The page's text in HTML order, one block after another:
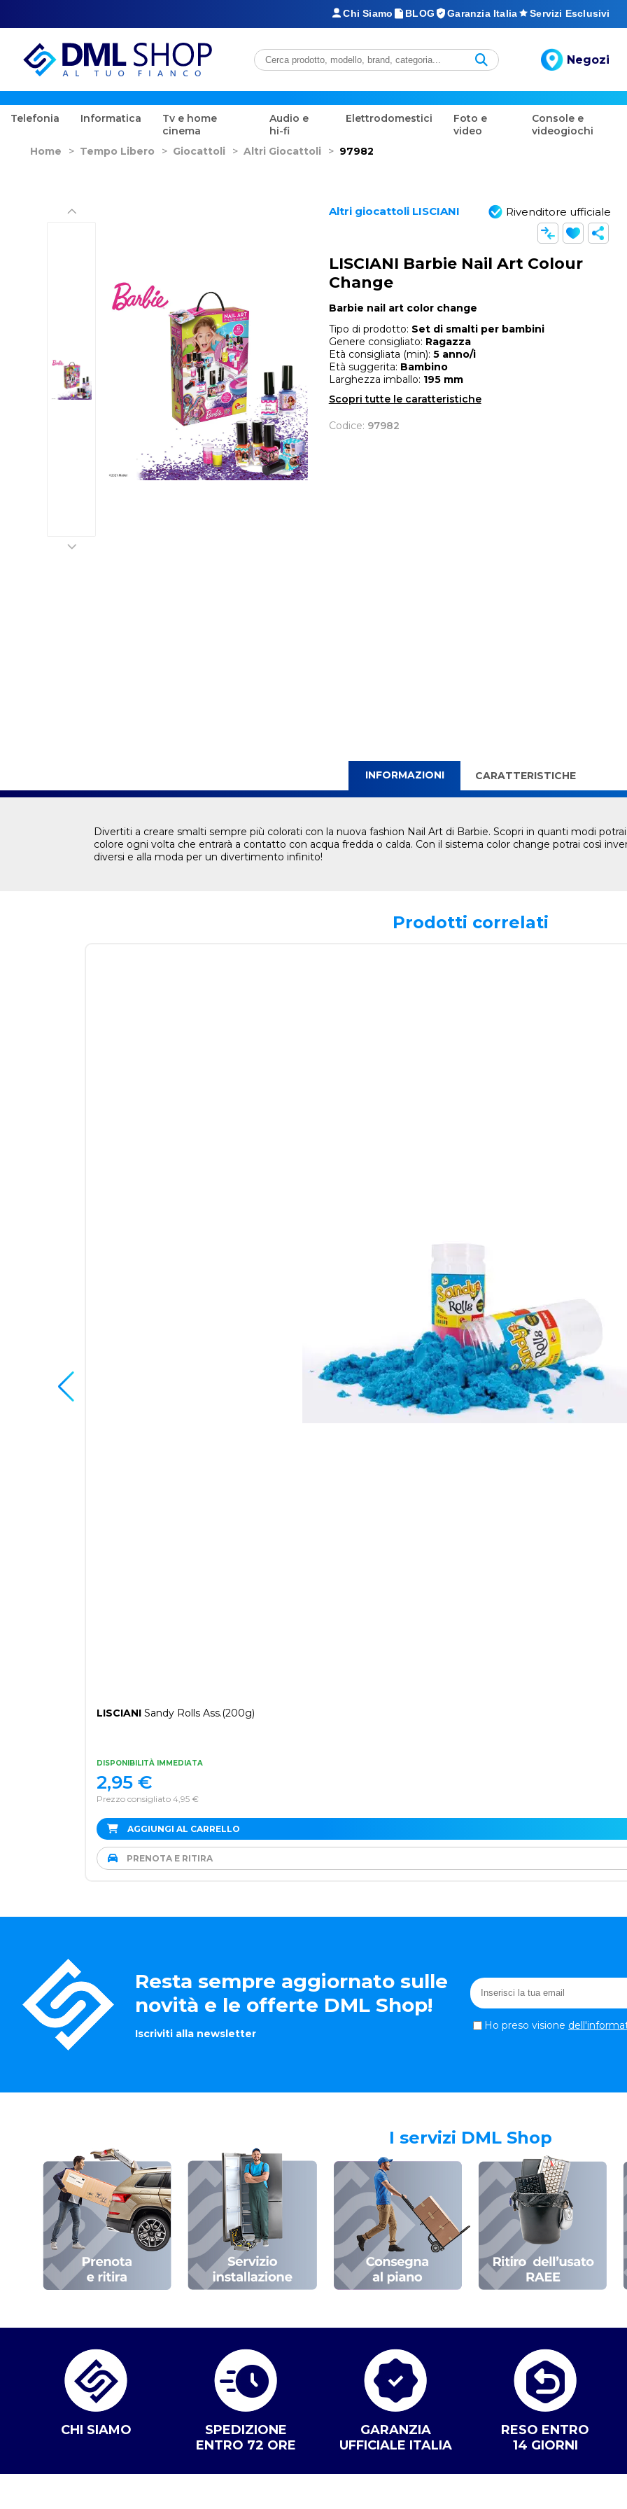
Chi Siamo BLOG Garanzia Italia Servizi Esclusivi
Negozi
Telefonia Informatica
Tv e home
cinema
Audio e
hi-fi
Elettrodomestici
Foto e
video
Console e
videogiochi
Home > Tempo Libero > Giocattoli > Altri Giocattoli > 97982
Altri giocattoli LISCIANI Rivenditore ufficiale
LISCIANI Barbie Nail Art Colour
Change
Barbie nail art color change
Tipo di prodotto: Set di smalti per bambini
Genere consigliato: Ragazza
Età consigliata (min): 5 anno/i
Età suggerita: Bambino
Larghezza imballo: 195 mm
Scopri tutte le caratteristiche
Codice: 97982
INFORMAZIONI CARATTERISTICHE
Divertiti a creare smalti sempre più colorati con la nuova fashion Nail Art di Barbie. Scopri in quanti modi
colore ogni volta che entrarà a contatto con acqua fredda o calda. Con il sistema color change potrai così
diversi e alla moda per un divertimento infinito!
Prodotti correlati
LISCIANISandy Rolls Ass.(200g)
DISPONIBILITÀ IMMEDIATA
Prezzo consigliato 4,95 €
2,95 €
AGGIUNGI AL CARRELLO
PRENOTA E RITIRA
Resta sempre aggiornato sulle
novità e le offerte DML Shop!
Iscriviti alla newsletter
Ho preso visione
I servizi DML Shop
CHI SIAMO
SPEDIZIONE
ENTRO 72 ORE
GARANZIA
UFFICIALE ITALIA
RESO ENTRO
14 GIORNI